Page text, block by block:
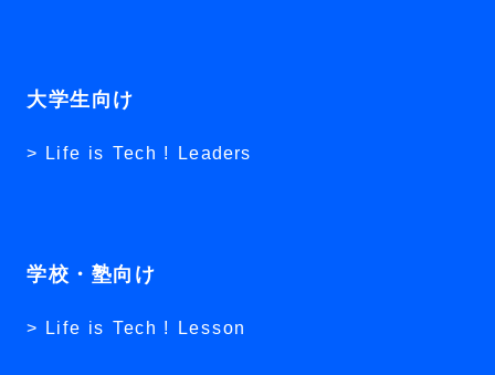
大学生向け
Life is Tech ! Leaders
学校・塾向け
Life is Tech ! Lesson